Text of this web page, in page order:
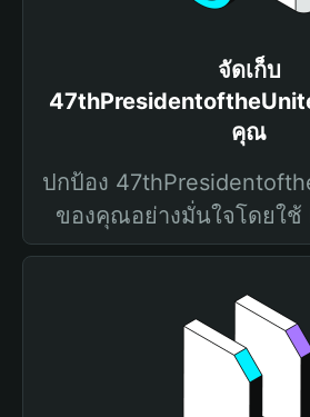
จัดเก็บ
คุณ
ปกป้อง
ของคุณอย่างมั่นใจโดยใช้